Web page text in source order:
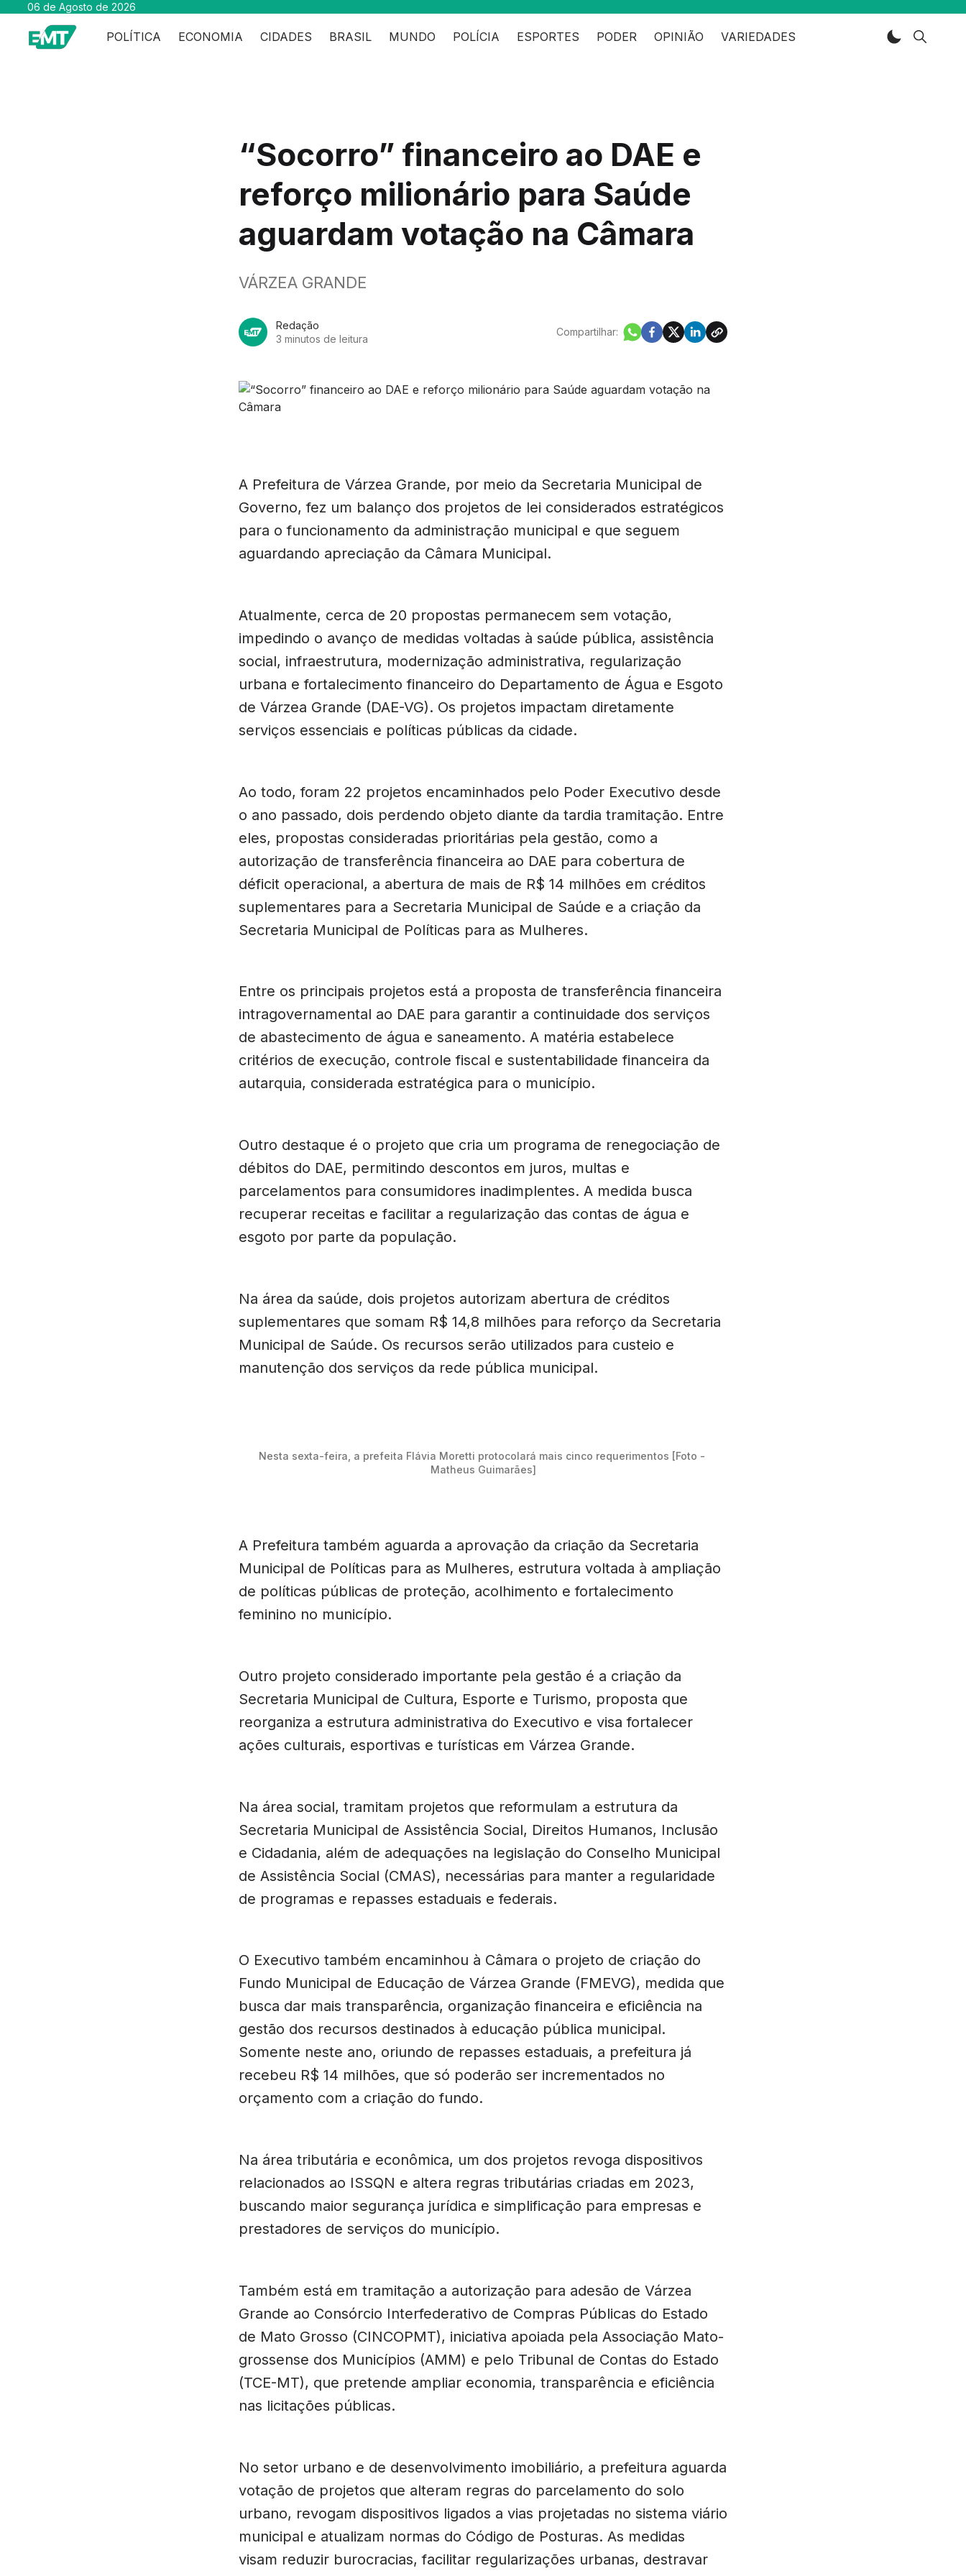
06 de Agosto de 2026
POLÍTICA ECONOMIA CIDADES BRASIL MUNDO POLÍCIA ESPORTES PODER OPINIÃO VARIEDADES
“Socorro” financeiro ao DAE e
reforço milionário para Saúde
aguardam votação na Câmara
VÁRZEA GRANDE
Redação
3 minutos de leitura
Compartilhar:
A Prefeitura de Várzea Grande, por meio da Secretaria Municipal de
Governo, fez um balanço dos projetos de lei considerados estratégicos
para o funcionamento da administração municipal e que seguem
aguardando apreciação da Câmara Municipal.
Atualmente, cerca de 20 propostas permanecem sem votação,
impedindo o avanço de medidas voltadas à saúde pública, assistência
social, infraestrutura, modernização administrativa, regularização
urbana e fortalecimento financeiro do Departamento de Água e Esgoto
de Várzea Grande (DAE-VG). Os projetos impactam diretamente
serviços essenciais e políticas públicas da cidade.
Ao todo, foram 22 projetos encaminhados pelo Poder Executivo desde
o ano passado, dois perdendo objeto diante da tardia tramitação. Entre
eles, propostas consideradas prioritárias pela gestão, como a
autorização de transferência financeira ao DAE para cobertura de
déficit operacional, a abertura de mais de R$ 14 milhões em créditos
suplementares para a Secretaria Municipal de Saúde e a criação da
Secretaria Municipal de Políticas para as Mulheres.
Entre os principais projetos está a proposta de transferência financeira
intragovernamental ao DAE para garantir a continuidade dos serviços
de abastecimento de água e saneamento. A matéria estabelece
critérios de execução, controle fiscal e sustentabilidade financeira da
autarquia, considerada estratégica para o município.
Outro destaque é o projeto que cria um programa de renegociação de
débitos do DAE, permitindo descontos em juros, multas e
parcelamentos para consumidores inadimplentes. A medida busca
recuperar receitas e facilitar a regularização das contas de água e
esgoto por parte da população.
Na área da saúde, dois projetos autorizam abertura de créditos
suplementares que somam R$ 14,8 milhões para reforço da Secretaria
Municipal de Saúde. Os recursos serão utilizados para custeio e
manutenção dos serviços da rede pública municipal.
Nesta sexta-feira, a prefeita Flávia Moretti protocolará mais cinco requerimentos [Foto -
Matheus Guimarães]
A Prefeitura também aguarda a aprovação da criação da Secretaria
Municipal de Políticas para as Mulheres, estrutura voltada à ampliação
de políticas públicas de proteção, acolhimento e fortalecimento
feminino no município.
Outro projeto considerado importante pela gestão é a criação da
Secretaria Municipal de Cultura, Esporte e Turismo, proposta que
reorganiza a estrutura administrativa do Executivo e visa fortalecer
ações culturais, esportivas e turísticas em Várzea Grande.
Na área social, tramitam projetos que reformulam a estrutura da
Secretaria Municipal de Assistência Social, Direitos Humanos, Inclusão
e Cidadania, além de adequações na legislação do Conselho Municipal
de Assistência Social (CMAS), necessárias para manter a regularidade
de programas e repasses estaduais e federais.
O Executivo também encaminhou à Câmara o projeto de criação do
Fundo Municipal de Educação de Várzea Grande (FMEVG), medida que
busca dar mais transparência, organização financeira e eficiência na
gestão dos recursos destinados à educação pública municipal.
Somente neste ano, oriundo de repasses estaduais, a prefeitura já
recebeu R$ 14 milhões, que só poderão ser incrementados no
orçamento com a criação do fundo.
Na área tributária e econômica, um dos projetos revoga dispositivos
relacionados ao ISSQN e altera regras tributárias criadas em 2023,
buscando maior segurança jurídica e simplificação para empresas e
prestadores de serviços do município.
Também está em tramitação a autorização para adesão de Várzea
Grande ao Consórcio Interfederativo de Compras Públicas do Estado
de Mato Grosso (CINCOPMT), iniciativa apoiada pela Associação Mato-
grossense dos Municípios (AMM) e pelo Tribunal de Contas do Estado
(TCE-MT), que pretende ampliar economia, transparência e eficiência
nas licitações públicas.
No setor urbano e de desenvolvimento imobiliário, a prefeitura aguarda
votação de projetos que alteram regras do parcelamento do solo
urbano, revogam dispositivos ligados a vias projetadas no sistema viário
municipal e atualizam normas do Código de Posturas. As medidas
visam reduzir burocracias, facilitar regularizações urbanas, destravar